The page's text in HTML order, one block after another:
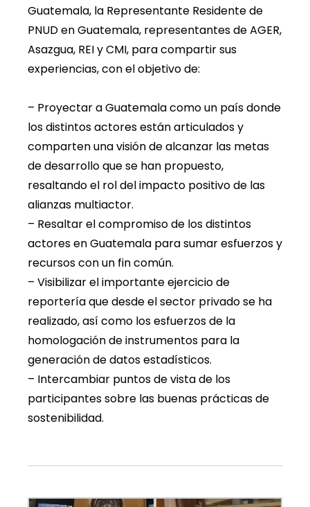
Guatemala, la Representante Residente de
PNUD en Guatemala, representantes de AGER,
Asazgua, REI y CMI, para compartir sus
experiencias, con el objetivo de:
– Proyectar a Guatemala como un país donde
los distintos actores están articulados y
comparten una visión de alcanzar las metas
de desarrollo que se han propuesto,
resaltando el rol del impacto positivo de las
alianzas multiactor.
– Resaltar el compromiso de los distintos
actores en Guatemala para sumar esfuerzos y
recursos con un fin común.
– Visibilizar el importante ejercicio de
reportería que desde el sector privado se ha
realizado, así como los esfuerzos de la
homologación de instrumentos para la
generación de datos estadísticos.
– Intercambiar puntos de vista de los
participantes sobre las buenas prácticas de
sostenibilidad.